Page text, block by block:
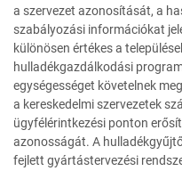
a szervezet azonosítását, a
szabályozási információkat
különösen értékes a
hulladékgazdálkodási
egységességet követelnek
a kereskedelmi szervezetek
ügyfélérintkezési ponton
azonosságát. A
fejlett gyártástervezési